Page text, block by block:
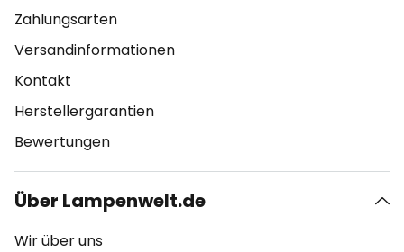
Zahlungsarten
Versandinformationen
Kontakt
Herstellergarantien
Bewertungen
Über Lampenwelt.de
Wir über uns